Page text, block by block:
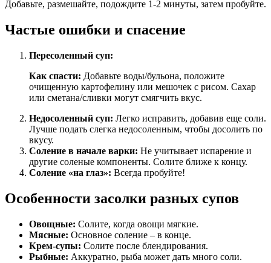
Добавьте, размешайте, подождите 1-2 минуты, затем пробуйте.
Частые ошибки и спасение
Пересоленный суп:
Как спасти: Добавьте воды/бульона, положите
очищенную картофелину или мешочек с рисом. Сахар
или сметана/сливки могут смягчить вкус.
Недосоленный суп: Легко исправить, добавив еще соли.
Лучше подать слегка недосоленным, чтобы досолить по
вкусу.
Соление в начале варки: Не учитывает испарение и
другие соленые компоненты. Солите ближе к концу.
Соление «на глаз»: Всегда пробуйте!
Особенности засолки разных супов
Овощные: Солите, когда овощи мягкие.
Мясные: Основное соление – в конце.
Крем-супы: Солите после блендирования.
Рыбные: Аккуратно, рыба может дать много соли.